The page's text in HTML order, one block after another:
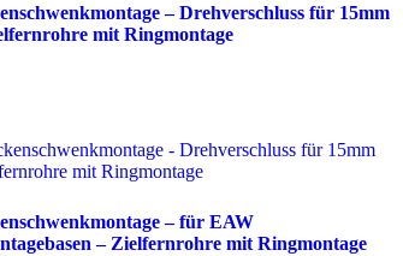
– Drehverschluss für 15mm
mit Ringmontage
– für EAW
– Zielfernrohre mit Ringmontage